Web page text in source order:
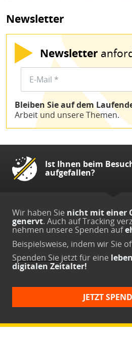
Newsletter
Newsletter
Bleiben Sie auf dem
Arbeit und unsere Themen.
Ist Ihnen beim
aufgefallen?
Wir haben Sie nicht mit einer
genervt. Auch auf Tracking
nehmen unsere Spenden auf
Beispielsweise, indem wir Sie
Spenden Sie jetztfür eine
digitalen Zeitalter!
JETZT